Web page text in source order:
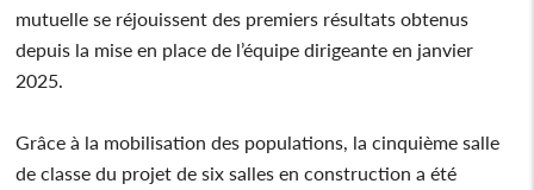
mutuelle se réjouissent des premiers résultats obtenus
depuis la mise en place de l’équipe dirigeante en janvier
2025.
Grâce à la mobilisation des populations, la cinquième salle
de classe du projet de six salles en construction a été